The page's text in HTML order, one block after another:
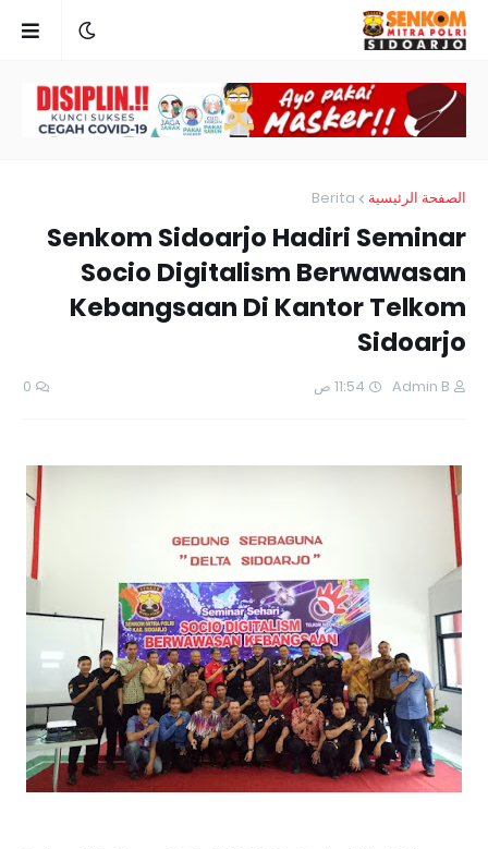
الصفحة الرئيسية Berita
Senkom Sidoarjo Hadiri Seminar
Socio Digitalism Berwawasan
Kebangsaan Di Kantor Telkom
Sidoarjo
Admin B 11:54 ص 0